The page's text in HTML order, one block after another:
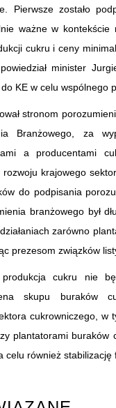
Pierwsze zostało
ważne w
cukru i ceny
minister
KE w celu wspólnego
stronom
Branżowego, za
a producentami
krajowego
do podpisania
branżowego był
zarówno
prezesom związków
cukru nie
skupu buraków
cukrowniczego, w
plantatorami
celu również